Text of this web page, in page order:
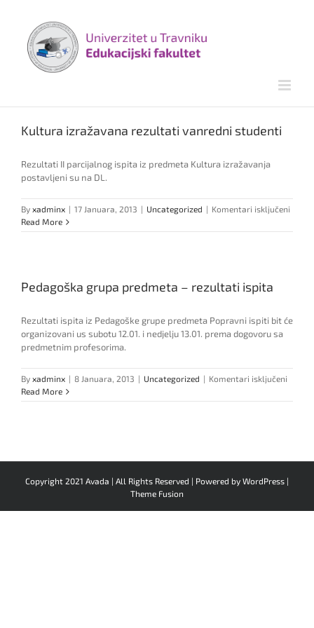
content
Kultura izražavana rezultati vanredni studenti
Rezultati II parcijalnog ispita iz predmeta Kultura izražavanja
postavljeni su na DL.
By xadminx | 17 Januara, 2013 | Uncategorized | Komentari isključeni
Read More
Pedagoška grupa predmeta – rezultati ispita
Rezultati ispita iz Pedagoške grupe predmeta Popravni ispiti bit će
organizovani us subotu 12.01. i nedjelju 13.01. prema dogovoru sa
predmetnim profesorima.
By xadminx | 8 Januara, 2013 | Uncategorized | Komentari isključeni
grupa
Read More
Copyright 2021 Avada | All Rights Reserved | Powered by WordPress |
Theme Fusion